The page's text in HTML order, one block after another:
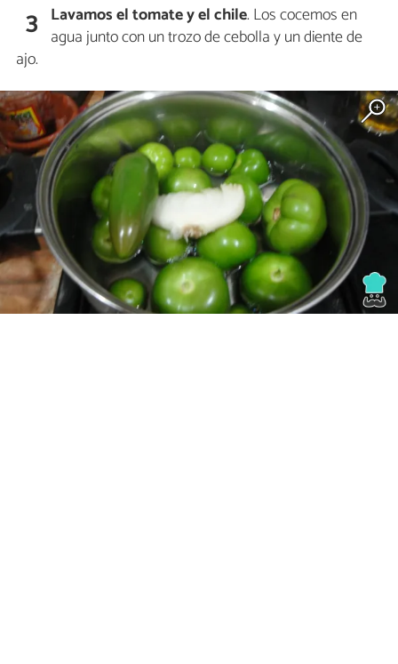
3 Lavamos el tomate y el chile. Los cocemos en
agua junto con un trozo de cebolla y un diente de
ajo.